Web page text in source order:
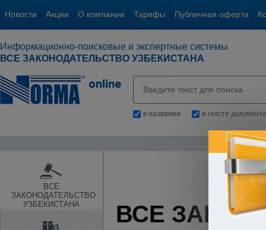
Новости Акции О компании Тарифы Публичная оферта
Информационно-поисковые и экспертные системы
ВСЕ ЗАКОНОДАТЕЛЬСТВО УЗБЕКИСТАНА
в названии в тексте документа
ВСЕ
ЗАКОНОДАТЕЛЬСТВО
УЗБЕКИСТАНА
ВСЕ